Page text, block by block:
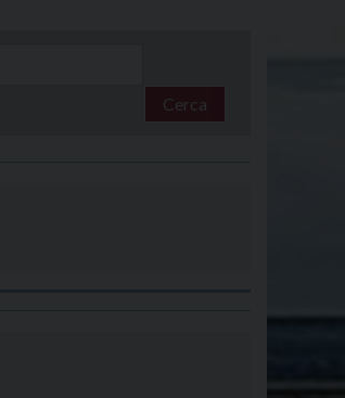
Cerca